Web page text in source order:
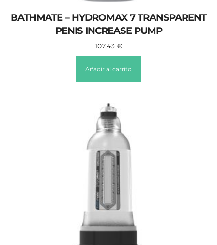
BATHMATE – HYDROMAX 7 TRANSPARENT
PENIS INCREASE PUMP
107,43 €
Añadir al carrito